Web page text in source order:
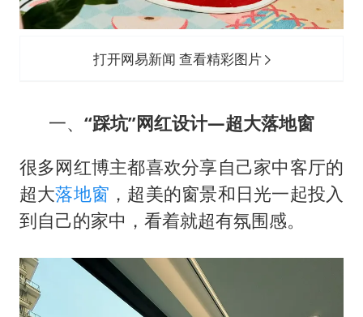
打开网易新闻 查看精彩图片
一、 “踩坑”网红设计—超大落地窗
很多网红博主都喜欢分享自己家中客厅的
超大落地窗 ，超美的窗景和日光一起投入
到自己的家中，看着就超有氛围感。